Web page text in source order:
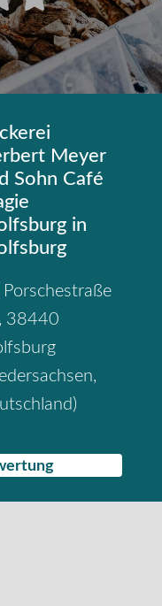
Meyer
Sohn Café
in
Porschestraße
, 38440
,
)